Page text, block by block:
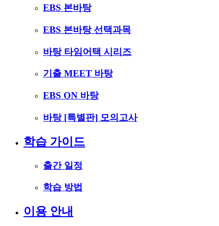
EBS 본바탕
EBS 본바탕 선택과목
바탕 타임어택 시리즈
기출 MEET 바탕
EBS ON 바탕
바탕 [특별판] 모의고사
학습 가이드
출간 일정
학습 방법
이용 안내